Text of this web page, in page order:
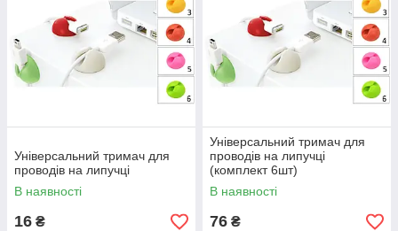
Універсальний тримач для
проводів на липучці
В наявності
16 ₴
Універсальний тримач для
проводів на липучці
(комплект 6шт)
В наявності
76 ₴